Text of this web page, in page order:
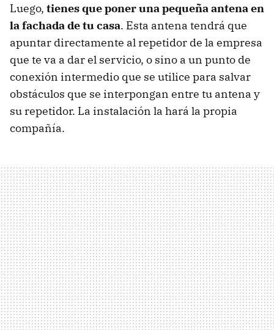
Luego, tienes que poner una pequeña antena en
la fachada de tu casa. Esta antena tendrá que
apuntar directamente al repetidor de la empresa
que te va a dar el servicio, o sino a un punto de
conexión intermedio que se utilice para salvar
obstáculos que se interpongan entre tu antena y
su repetidor. La instalación la hará la propia
compañía.